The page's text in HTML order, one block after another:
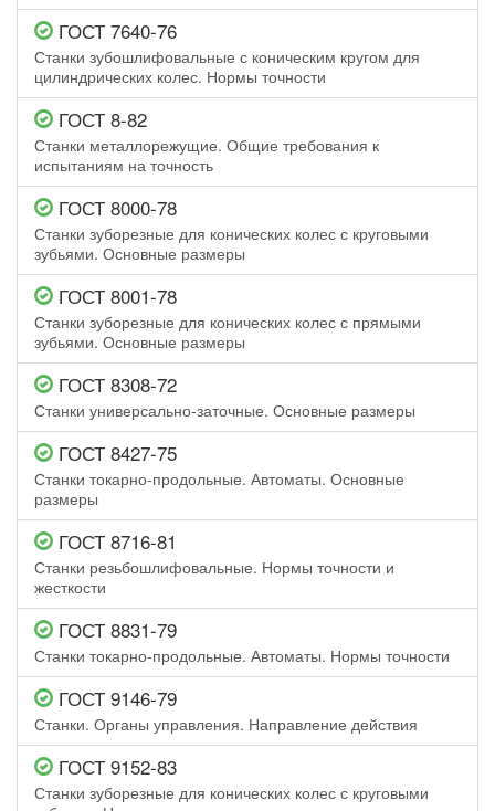
ГОСТ 7640-76
Станки зубошлифовальные с коническим кругом для
цилиндрических колес. Нормы точности
ГОСТ 8-82
Станки металлорежущие. Общие требования к
испытаниям на точность
ГОСТ 8000-78
Станки зуборезные для конических колес с круговыми
зубьями. Основные размеры
ГОСТ 8001-78
Станки зуборезные для конических колес с прямыми
зубьями. Основные размеры
ГОСТ 8308-72
Станки универсально-заточные. Основные размеры
ГОСТ 8427-75
Станки токарно-продольные. Автоматы. Основные
размеры
ГОСТ 8716-81
Станки резьбошлифовальные. Нормы точности и
жесткости
ГОСТ 8831-79
Станки токарно-продольные. Автоматы. Нормы точности
ГОСТ 9146-79
Станки. Органы управления. Направление действия
ГОСТ 9152-83
Станки зуборезные для конических колес с круговыми